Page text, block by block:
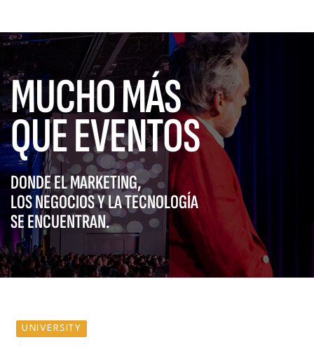
MUCHO MÁS
QUE EVENTOS
DONDE EL MARKETING,
LOS NEGOCIOS Y LA TECNOLOGÍA
SE ENCUENTRAN.
UNIVERSITY